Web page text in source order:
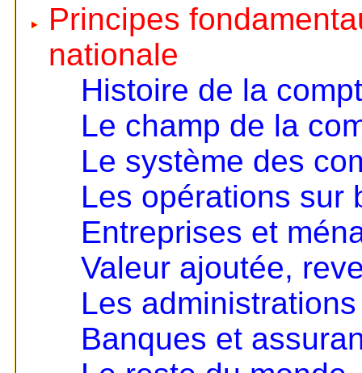
Principes
nationale
Histoire de la
Le champ de la
Le système des
Les opérations sur
Entreprises et
Valeur ajoutée,
Les
Banques et